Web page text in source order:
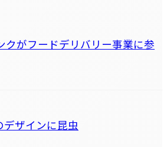
クがフードデリバリー事業に参
デザインに昆虫